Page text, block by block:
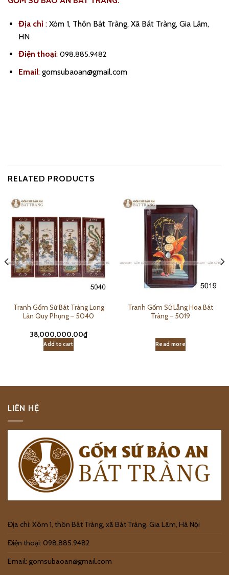
Địa chỉ :Xóm 1, Thôn Bát Tràng, Xã Bát Tràng, Gia Lâm,
HN
Điện thoại: 098.885.9482
Email:gomsubaoan@gmail.com
RELATED PRODUCTS
Tranh Gốm Sứ Bát Tràng Long
Lân Quy Phụng – 5040
38,000,000.00₫
Add to cart
Tranh Gốm Sứ Lẵng Hoa Bát
Tràng – 5019
Read more
LIÊN HỆ
Địa chỉ: Xóm 1, thôn Bát Tràng, xã Bát Tràng, Gia Lâm, Hà Nội
Điện thoại: 098.885.9482
Email: gomsubaoan@gmail.com